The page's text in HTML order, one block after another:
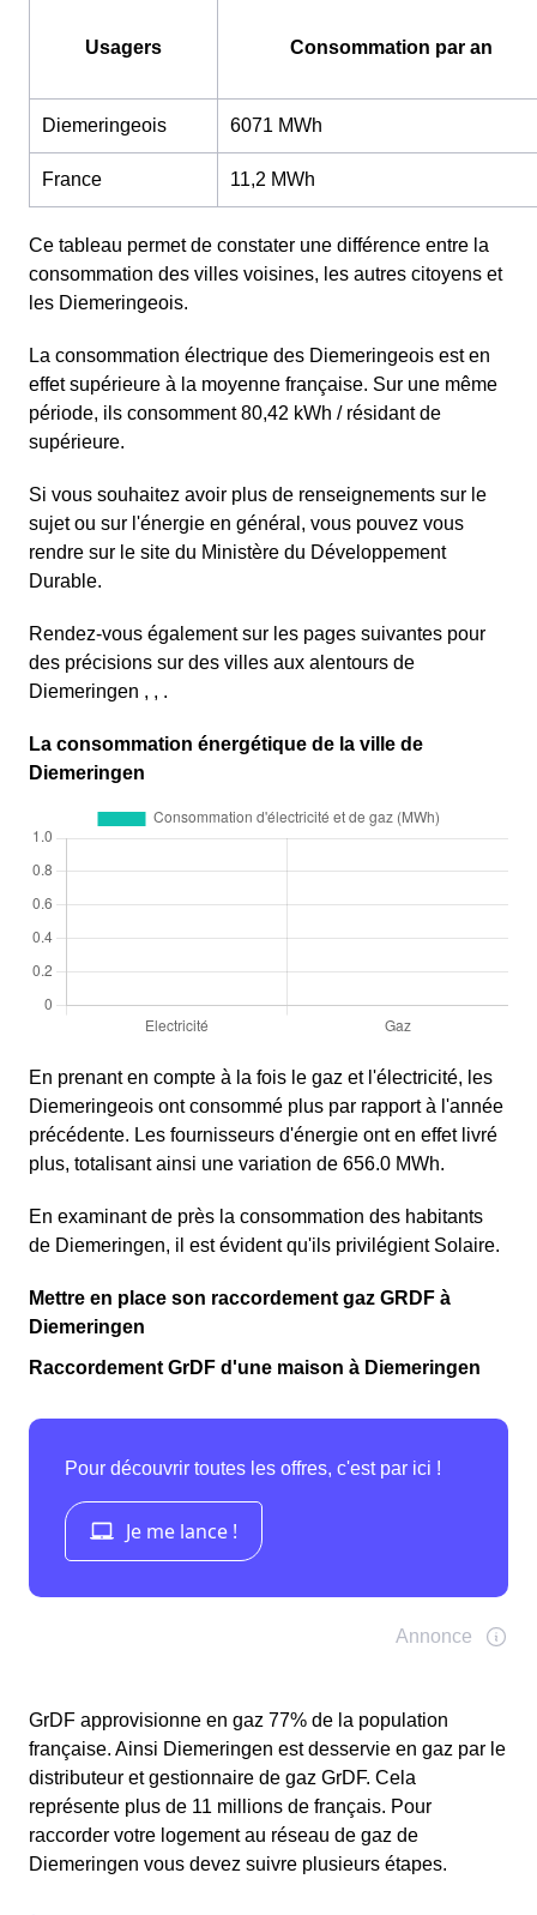
Usagers Consommation par an
Diemeringeois 6071 MWh
France 11,2 MWh
Ce tableau permet de constater une différence entre la
consommation des villes voisines, les autres citoyens et
les Diemeringeois.
La consommation électrique des Diemeringeois est en
effet supérieure à la moyenne française. Sur une même
période, ils consomment 80,42 kWh / résidant de
supérieure.
Si vous souhaitez avoir plus de renseignements sur le
sujet ou sur l'énergie en général, vous pouvez vous
rendre sur le site du Ministère du Développement
Durable.
Rendez-vous également sur les pages suivantes pour
des précisions sur des villes aux alentours de
Diemeringen , , .
La consommation énergétique de la ville de
Diemeringen
En prenant en compte à la fois le gaz et l'électricité, les
Diemeringeois ont consommé plus par rapport à l'année
précédente. Les fournisseurs d'énergie ont en effet livré
plus, totalisant ainsi une variation de 656.0 MWh.
En examinant de près la consommation des habitants
de Diemeringen, il est évident qu'ils privilégient Solaire.
Mettre en place son raccordement gaz GRDF à
Diemeringen
Raccordement GrDF d'une maison à Diemeringen
GrDF approvisionne en gaz 77% de la population
française. Ainsi Diemeringen est desservie en gaz par le
distributeur et gestionnaire de gaz GrDF. Cela
représente plus de 11 millions de français. Pour
raccorder votre logement au réseau de gaz de
Diemeringen vous devez suivre plusieurs étapes.